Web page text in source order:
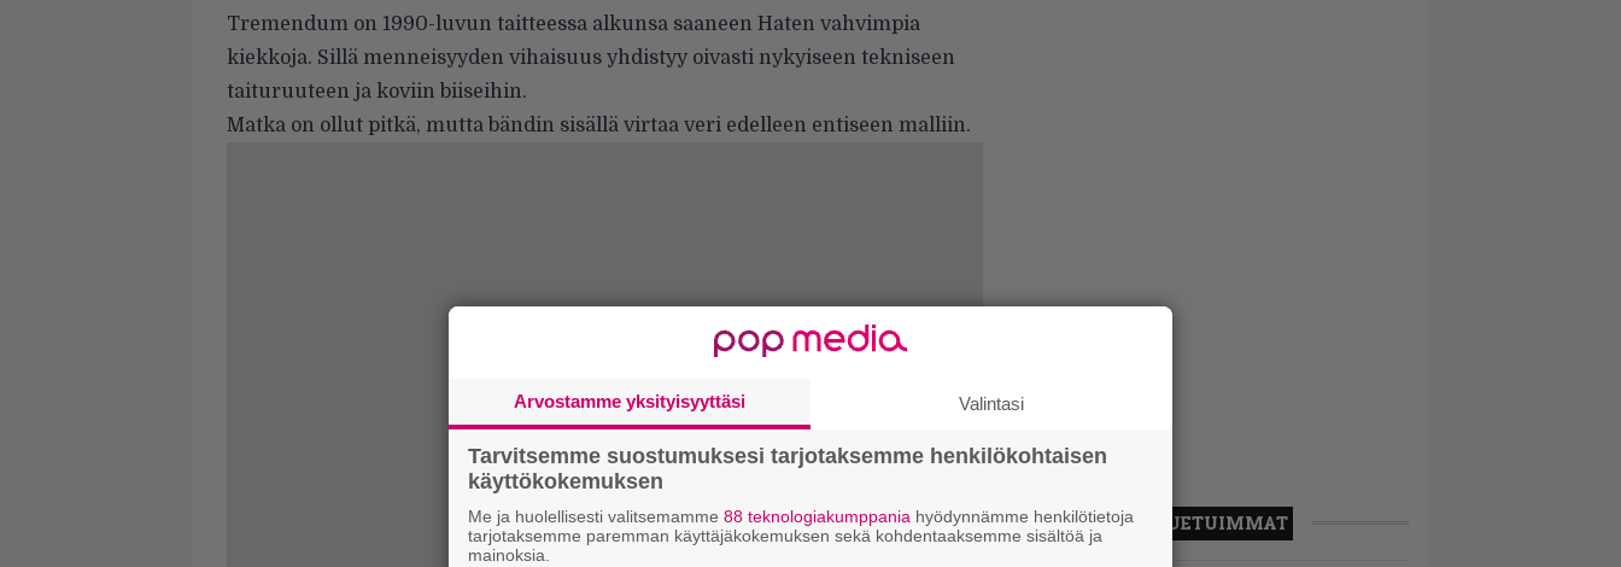
Tremendum on 1990-luvun taitteessa alkunsa saaneen Haten vahvimpia
kiekkoja. Sillä menneisyyden vihaisuus yhdistyy oivasti nykyiseen tekniseen
taituruuteen ja koviin biiseihin.
Matka on ollut pitkä, mutta bändin sisällä virtaa veri edelleen entiseen malliin.
LUETUIMMAT
Arvostamme yksityisyyttäsi Valintasi
Tarvitsemme suostumuksesi tarjotaksemme henkilökohtaisen
käyttökokemuksen
Me ja huolellisesti valitsemamme 88 teknologiakumppania hyödynnämme henkilötietoja
tarjotaksemme paremman käyttäjäkokemuksen sekä kohdentaaksemme sisältöä ja
mainoksia.